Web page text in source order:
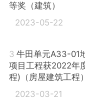
等奖（建筑）
2023-05-22
3 牛田单元A33-01
项目工程获2022年
程)（房屋建筑工程）
2023-03-21